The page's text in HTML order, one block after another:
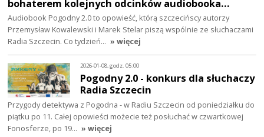
bohaterem kolejnych odcinków audiobooka…
Audiobook Pogodny 2.0 to opowieść, którą szczecińscy autorzy
Przemysław Kowalewski i Marek Stelar piszą wspólnie ze słuchaczami
Radia Szczecin. Co tydzień… » więcej
2026-01-08, godz. 05:00
Pogodny 2.0 - konkurs dla słuchaczy
Radia Szczecin
Przygody detektywa z Pogodna - w Radiu Szczecin od poniedziałku do
piątku po 11. Całej opowieści możecie też posłuchać w czwartkowej
Fonosferze, po 19… » więcej